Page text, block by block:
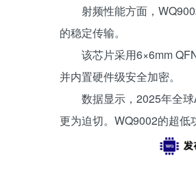
射频性能方面，
的稳定传输。
该芯片采用6×6mm
并内置硬件级安全加密。
数据显示，2025年全
更为迫切。WQ9002的超低